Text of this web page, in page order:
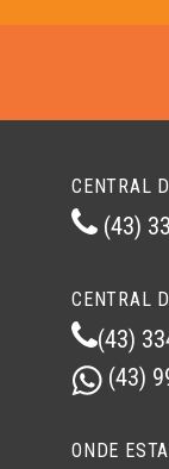
CENTRAL
(43)
CENTRAL
(43)
(43)
ONDE